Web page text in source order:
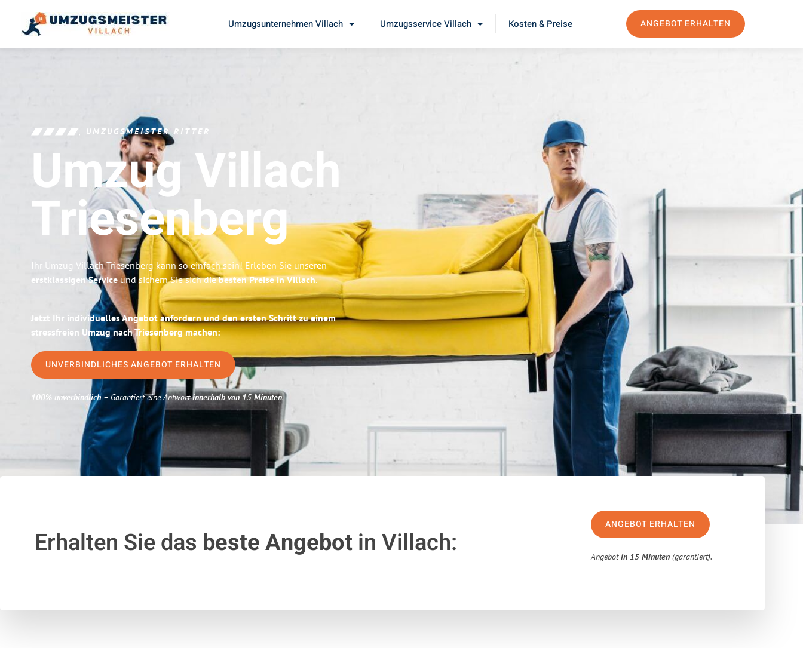
Umzugsunternehmen Villach Umzugsservice Villach Kosten & Preise ANGEBOT ERHALTEN
UMZUGSMEISTER RITTER
Umzug Villach
Triesenberg
Ihr Umzug Villach Triesenberg kann so einfach sein! Erleben Sie unseren
erstklassigen Service und sichern Sie sich diebesten Preise in Villach.
Jetzt Ihr individuelles Angebot anfordern und den ersten Schritt zu einem
stressfreien Umzug nach Triesenberg machen:
UNVERBINDLICHES ANGEBOT ERHALTEN
100% unverbindlich– Garantiert eine Antwortinnerhalb von 15 Minuten.
Erhalten Sie das beste Angebotin Villach:
ANGEBOT ERHALTEN
Angebotin 15 Minuten (garantiert).